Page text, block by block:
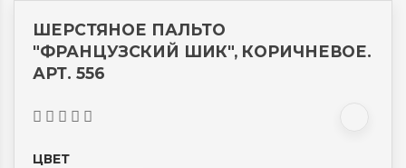
ШЕРСТЯНОЕ ПАЛЬТО
"ФРАНЦУЗСКИЙ ШИК", КОРИЧНЕВОЕ.
АРТ. 556
ЦВЕТ